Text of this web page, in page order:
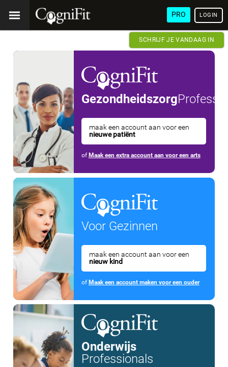
PRO LOGIN
SCHRIJF JE VANDAAG IN
Gezondheidszorg
maak een account aan voor een
nieuwe patiënt
of Maak een extra account aan voor een arts
Voor Gezinnen
maak een account aan voor een
nieuw kind
ofMaak een account maken voor een ouder
Onderwijs
Professionals